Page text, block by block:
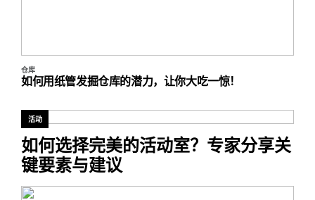
如何用纸管发掘仓库的潜力，让你大吃一惊！
仓库
如何选择完美的活动室？专家分享关
键要素与建议
活动